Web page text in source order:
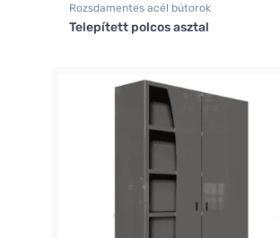
Rozsdamentes acél bútorok
Telepített polcos asztal